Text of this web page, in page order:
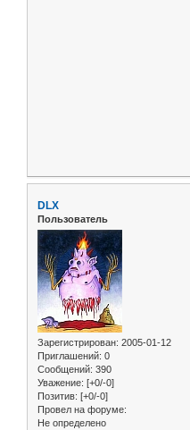
DLX
Пользователь
Зарегистрирован: 2005-01-12
Приглашений: 0
Сообщений: 390
Уважение: [+0/-0]
Позитив: [+0/-0]
Провел на форуме:
Не определено